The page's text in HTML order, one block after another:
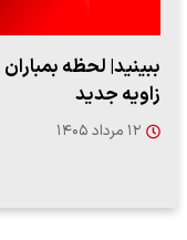
زاویه جدید
۱۲ مرداد ۱۴۰۵